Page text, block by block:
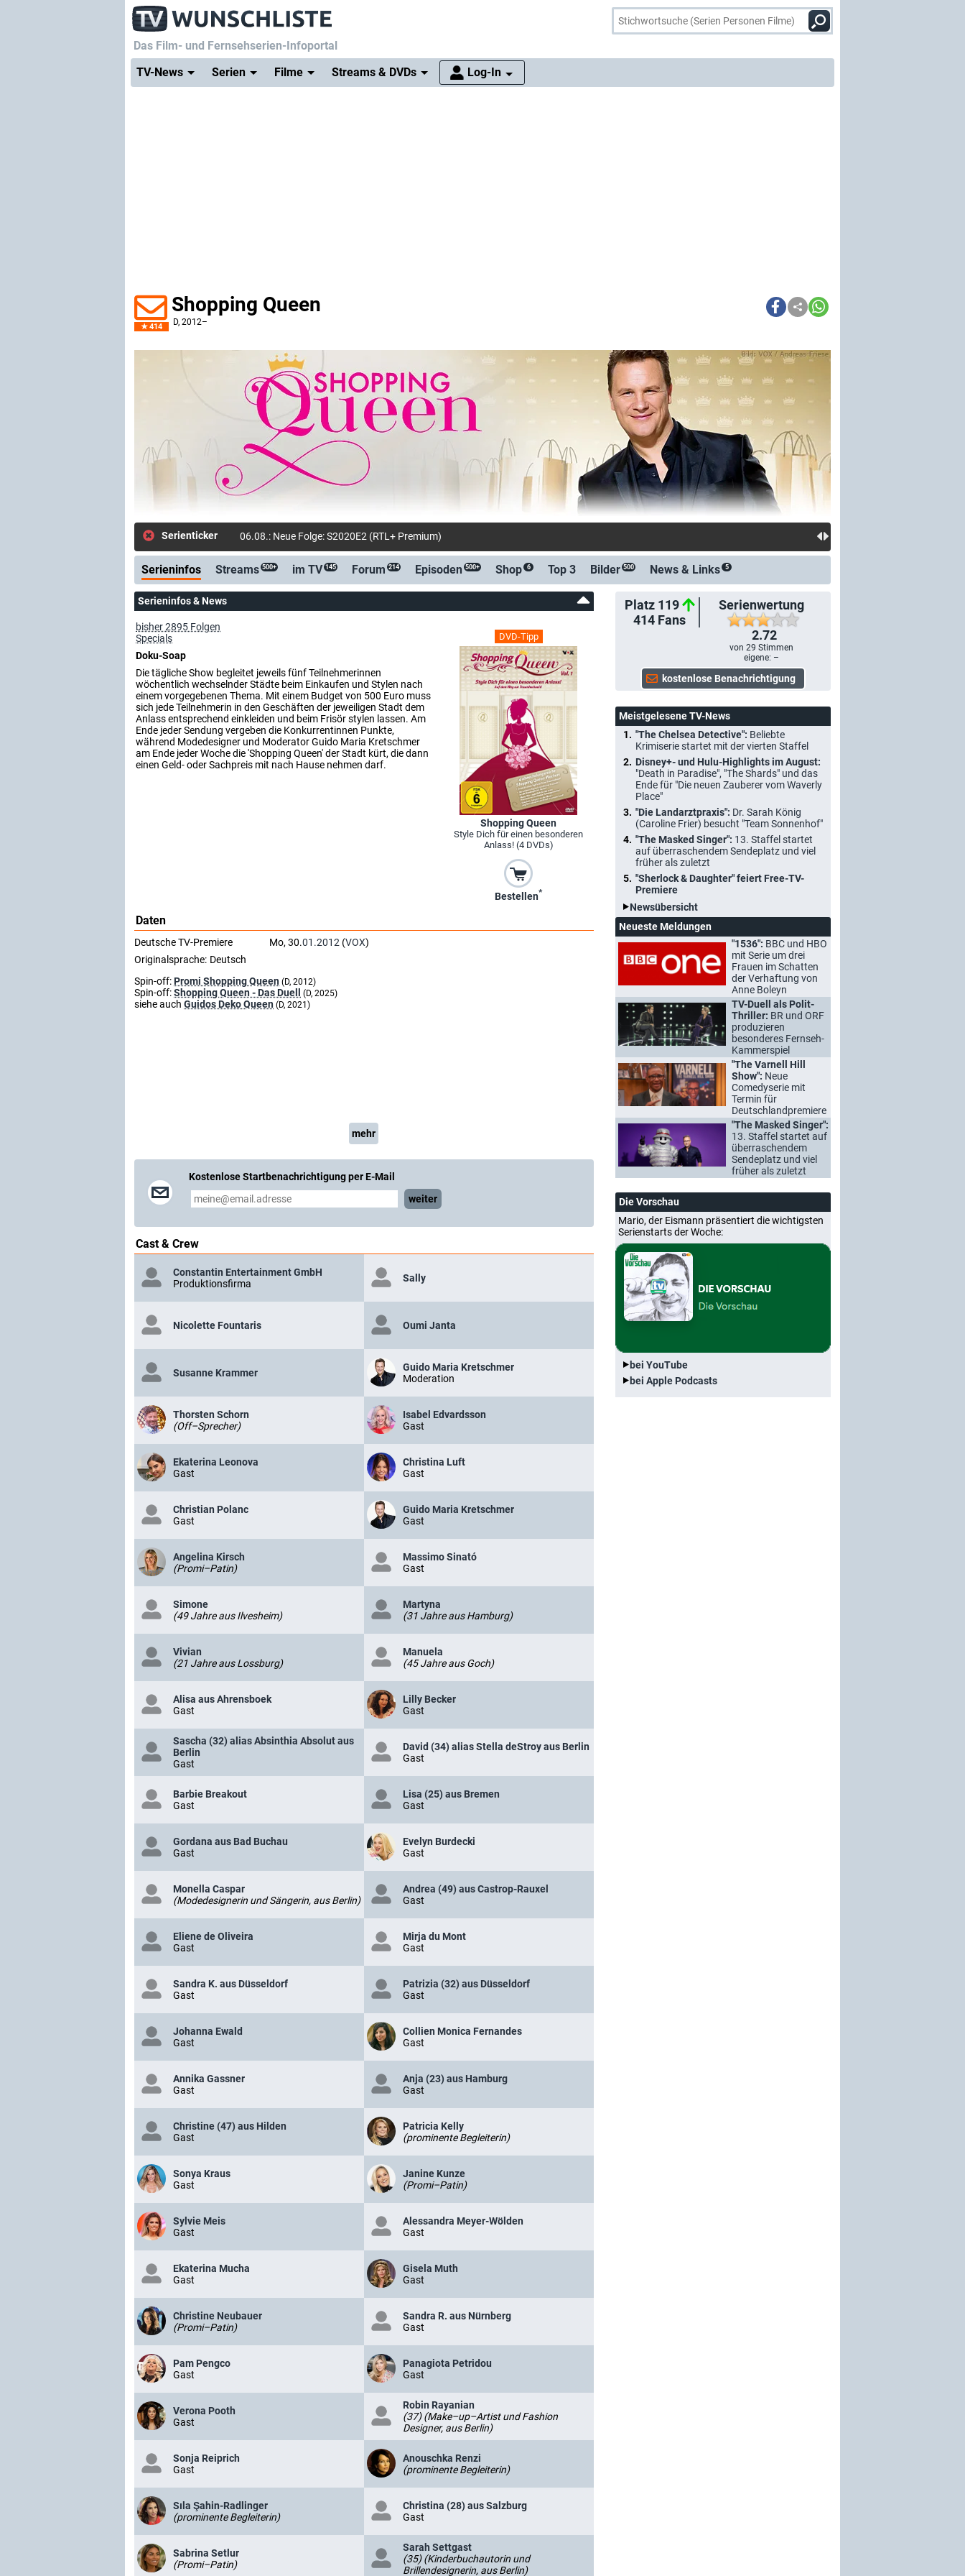
Das Film- und Fernsehserien-Infoportal
TV-News
Serien Filme Streams & DVDs Log-In
414
Shopping Queen
D, 2012–
Serienticker 06.08.: Neue Folge: S2020E2 (RTL+ Premium)
Serieninfos Streams 500+ im TV 145 Forum 214 Episoden 500+ Shop 6 Top 3 Bilder 500 News & Links 5
Platz 119
414 Fans
Serienwertung
2.72
von 29 Stimmen
eigene: –
Serieninfos & News
DVD-Tipp
Shopping Queen
Style Dich für einen besonderen
Anlass! (4 DVDs)
Bestellen*
bisher 2895 Folgen
Specials
Doku-Soap
Die tägliche Show begleitet jeweils fünf Teilnehmerinnen
wöchentlich wechselnder Städte beim Einkaufen und Stylen nach
einem vorgegebenen Thema. Mit einem Budget von 500 Euro muss
sich jede Teilnehmerin in den Geschäften der jeweiligen Stadt dem
Anlass entsprechend einkleiden und beim Frisör stylen lassen. Am
Ende jeder Sendung vergeben die Konkurrentinnen Punkte,
während Modedesigner und Moderator Guido Maria Kretschmer
am Ende jeder Woche die 'Shopping Queen' der Stadt kürt, die dann
einen Geld- oder Sachpreis mit nach Hause nehmen darf.
Daten
Deutsche TV-Premiere Mo, 30.01.2012 (VOX)
Originalsprache: Deutsch
Spin-off:Promi Shopping Queen (D, 2012)
Spin-off:Shopping Queen - Das Duell (D, 2025)
siehe auch Guidos Deko Queen (D, 2021)
mehr
Kostenlose Startbenachrichtigung per E-Mail
weiter
Cast & Crew
Constantin Entertainment GmbH
Produktionsfirma
Sally
Nicolette Fountaris Oumi Janta
Susanne Krammer
Guido Maria Kretschmer
Moderation
Thorsten Schorn
(Off–Sprecher)
Isabel Edvardsson
Gast
Ekaterina Leonova
Gast
Christina Luft
Gast
Christian Polanc
Gast
Guido Maria Kretschmer
Gast
Angelina Kirsch
(Promi–Patin)
Massimo Sinató
Gast
Simone
(49 Jahre aus Ilvesheim)
Martyna
(31 Jahre aus Hamburg)
Vivian
(21 Jahre aus Lossburg)
Manuela
(45 Jahre aus Goch)
Alisa aus Ahrensboek
Gast
Lilly Becker
Gast
Sascha (32) alias Absinthia Absolut aus
Berlin
Gast
David (34) alias Stella deStroy aus Berlin
Gast
Barbie Breakout
Gast
Lisa (25) aus Bremen
Gast
Gordana aus Bad Buchau
Gast
Evelyn Burdecki
Gast
Monella Caspar
(Modedesignerin und Sängerin, aus Berlin)
Andrea (49) aus Castrop-Rauxel
Gast
Eliene de Oliveira
Gast
Mirja du Mont
Gast
Sandra K. aus Düsseldorf
Gast
Patrizia (32) aus Düsseldorf
Gast
Johanna Ewald
Gast
Collien Monica Fernandes
Gast
Annika Gassner
Gast
Anja (23) aus Hamburg
Gast
Christine (47) aus Hilden
Gast
Patricia Kelly
(prominente Begleiterin)
Sonya Kraus
Gast
Janine Kunze
(Promi–Patin)
Sylvie Meis
Gast
Alessandra Meyer-Wölden
Gast
Ekaterina Mucha
Gast
Gisela Muth
Gast
Christine Neubauer
(Promi–Patin)
Sandra R. aus Nürnberg
Gast
Pam Pengco
Gast
Panagiota Petridou
Gast
Verona Pooth
Gast
Robin Rayanian
(37) (Make–up–Artist und Fashion
Designer, aus Berlin)
Sonja Reiprich
Gast
Anouschka Renzi
(prominente Begleiterin)
Sıla Şahin-Radlinger
(prominente Begleiterin)
Christina (28) aus Salzburg
Gast
Sabrina Setlur
(Promi–Patin)
Sarah Settgast
(35) (Kinderbuchautorin und
Brillendesignerin, aus Berlin)
Meistgelesene TV-News
"The Chelsea Detective": Beliebte
Krimiserie startet mit der vierten Staffel
Disney+- und Hulu-Highlights im August:
"Death in Paradise", "The Shards" und das
Ende für "Die neuen Zauberer vom Waverly
Place"
"Die Landarztpraxis": Dr. Sarah König
(Caroline Frier) besucht "Team Sonnenhof"
"The Masked Singer": 13. Staffel startet
auf überraschendem Sendeplatz und viel
früher als zuletzt
"Sherlock & Daughter" feiert Free-TV-
Premiere
Newsübersicht
Neueste Meldungen
"1536": BBC und HBO
mit Serie um drei
Frauen im Schatten
der Verhaftung von
Anne Boleyn
TV-Duell als Polit-
Thriller: BR und ORF
produzieren
besonderes Fernseh-
Kammerspiel
"The Varnell Hill
Show": Neue
Comedyserie mit
Termin für
Deutschlandpremiere
"The Masked Singer":
13. Staffel startet auf
überraschendem
Sendeplatz und viel
früher als zuletzt
Die Vorschau
Mario, der Eismann präsentiert die wichtigsten
Serienstarts der Woche:
bei YouTube
bei Apple Podcasts